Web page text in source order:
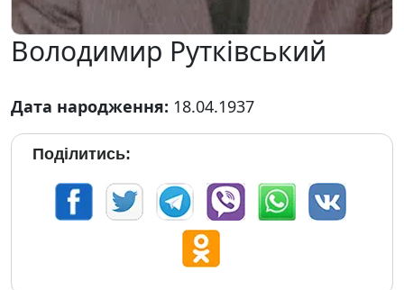
Володимир Рутківський
Дата народження: 18.04.1937
Поділитись: